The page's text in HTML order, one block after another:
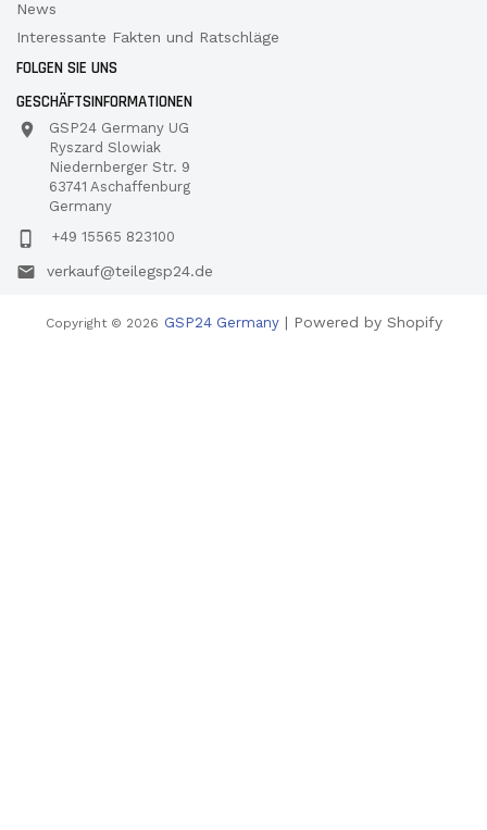
News
Interessante Fakten und Ratschläge
FOLGEN SIE UNS
GESCHÄFTSINFORMATIONEN
GSP24 Germany UG
Ryszard Slowiak
Niedernberger Str. 9
63741 Aschaffenburg
Germany
+49 15565 823100
verkauf@teilegsp24.de
Copyright © 2026 GSP24 Germany| Powered by Shopify